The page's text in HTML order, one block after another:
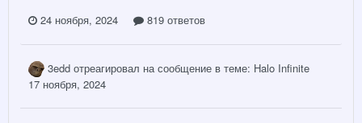
24 ноября, 2024
819 ответов
3edd отреагировал на сообщение в теме: Halo Infinite
17 ноября, 2024